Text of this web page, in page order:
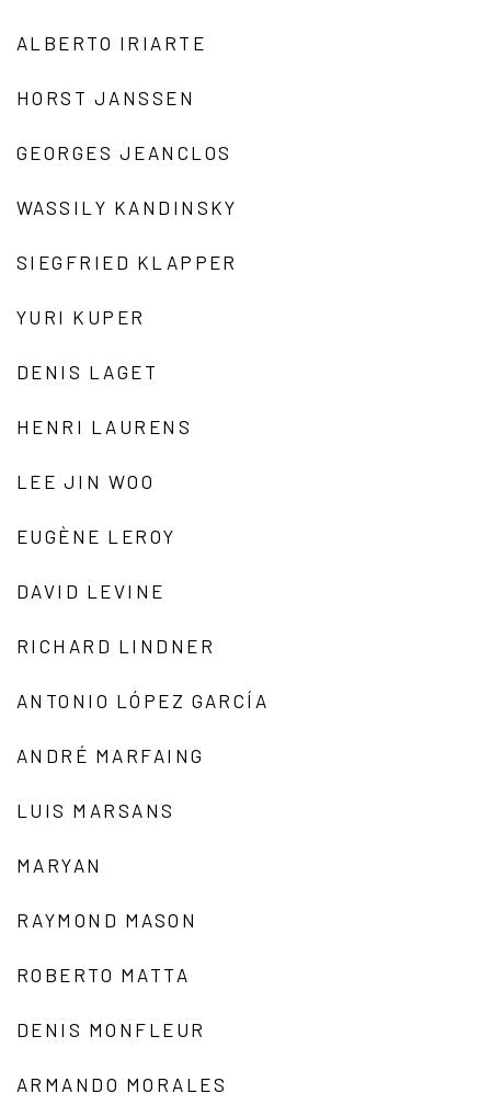
ALBERTO IRIARTE
HORST JANSSEN
GEORGES JEANCLOS
WASSILY KANDINSKY
SIEGFRIED KLAPPER
YURI KUPER
DENIS LAGET
HENRI LAURENS
LEE JIN WOO
EUGÈNE LEROY
DAVID LEVINE
RICHARD LINDNER
ANTONIO LÓPEZ GARCÍA
ANDRÉ MARFAING
LUIS MARSANS
MARYAN
RAYMOND MASON
ROBERTO MATTA
DENIS MONFLEUR
ARMANDO MORALES